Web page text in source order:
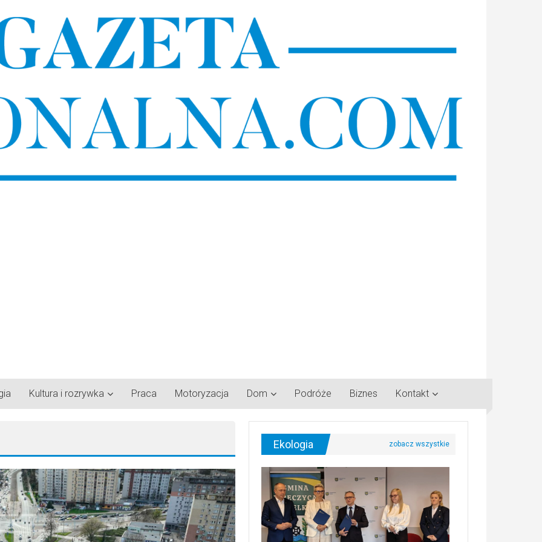
Kultura i rozrywka Praca Motoryzacja Dom Podróże Biznes Kontakt
Ekologia